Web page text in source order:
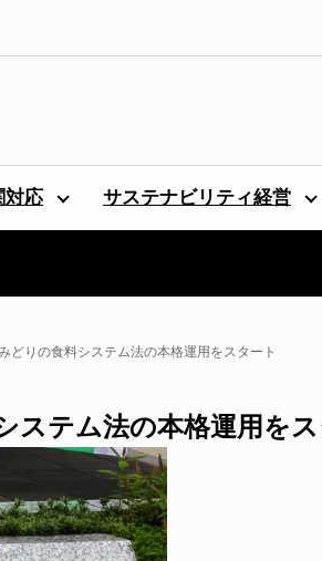
対応 サステナビリティ経営
どりの食料システム法の本格運用をスタート
ステム法の本格運用をス